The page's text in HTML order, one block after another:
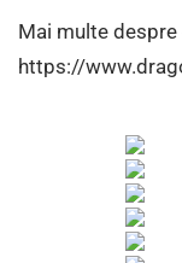
Mai multe
https://